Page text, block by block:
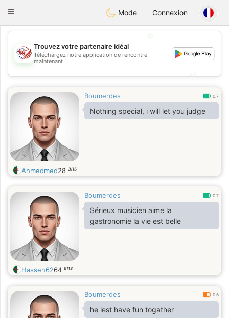
StatesDating
Toggle
Mode Connexion
💖
💕
Trouvez votre partenaire idéal
Téléchargez notre application de rencontre
maintenant !
Boumerdes 0.7
Nothing special, i will let you judge
Ahmedmed28 ans
Boumerdes 0.7
Sérieux musicien aime la
gastronomie la vie est belle
Hassen6264 ans
Boumerdes 0.6
he lest have fun togather